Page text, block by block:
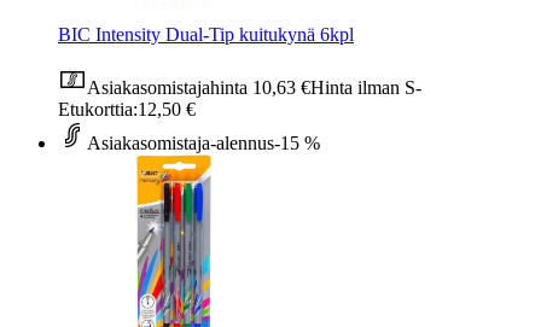
BIC Intensity Dual-Tip kuitukynä 6kpl
Asiakasomistajahinta 10,63 €Hinta ilman S-
Etukorttia:12,50 €
Asiakasomistaja-alennus-15 %